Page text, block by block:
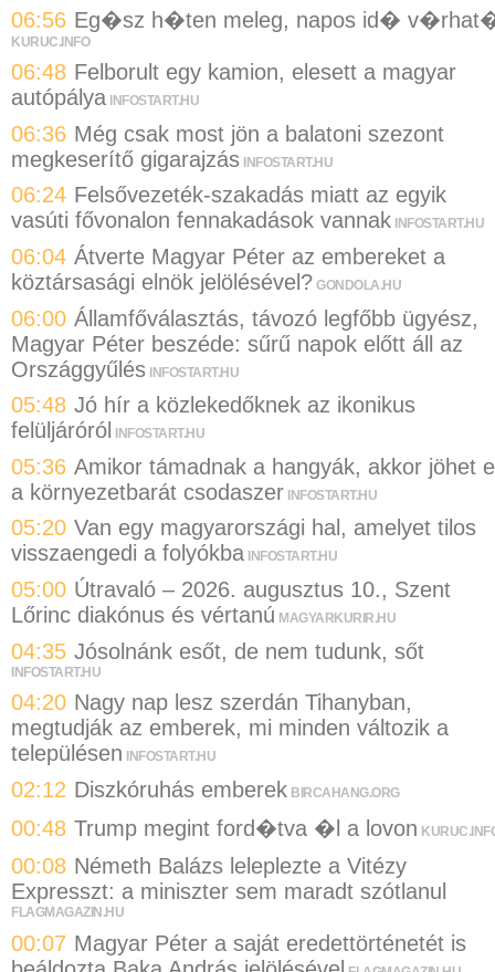
06:56 Eg�sz h�ten meleg, napos id�
KURUC.INFO
06:48 Felborult egy kamion, elesett a magyar
autópálya INFOSTART.HU
06:36 Még csak most jön a balatoni szezont
megkeserítő gigarajzás INFOSTART.HU
06:24 Felsővezeték-szakadás miatt az egyik
vasúti fővonalon fennakadások vannak INFOSTART.HU
06:04 Átverte Magyar Péter az embereket a
köztársasági elnök jelölésével? GONDOLA.HU
06:00 Államfőválasztás, távozó legfőbb ügyész,
Magyar Péter beszéde: sűrű napok előtt áll az
Országgyűlés INFOSTART.HU
05:48 Jó hír a közlekedőknek az ikonikus
felüljáróról
INFOSTART.HU
05:36 Amikor támadnak a hangyák, akkor jöhet
a környezetbarát csodaszer INFOSTART.HU
05:20 Van egy magyarországi hal, amelyet tilos
visszaengedi a folyókba INFOSTART.HU
05:00 Útravaló – 2026. augusztus 10., Szent
Lőrinc diakónus és vértanú MAGYARKURIR.HU
04:35 Jósolnánk esőt, de nem tudunk, sőt
INFOSTART.HU
04:20 Nagy nap lesz szerdán Tihanyban,
megtudják az emberek, mi minden változik a
településen
INFOSTART.HU
02:12 Diszkóruhás emberek BIRCAHANG.ORG
00:48 Trump megint ford�tva �l a lovon
00:08 Németh Balázs leleplezte a Vitézy
Expresszt: a miniszter sem maradt szótlanul
FLAGMAGAZIN.HU
00:07 Magyar Péter a saját eredettörténetét is